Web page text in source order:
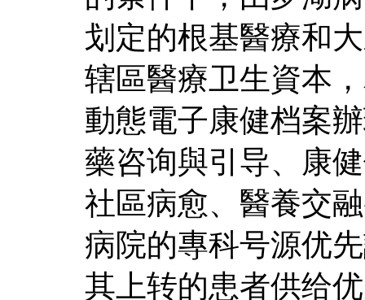
划定的根基醫療和
辖區醫療卫生資本
動態電子康健档案
藥咨询與引导、康
社區病愈、醫養交
病院的專科号源优
其上转的患者供给